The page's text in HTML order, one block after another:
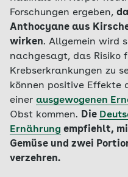
Forschungen ergeben,
Anthocyane aus
wirken. Allgemein wird
nachgesagt, das Risiko
Krebserkrankungen zu
können positive Effekte
einer ausgewogenen
Obst kommen. Die
Ernährung empfiehlt,
Gemüse und zwei
verzehren.